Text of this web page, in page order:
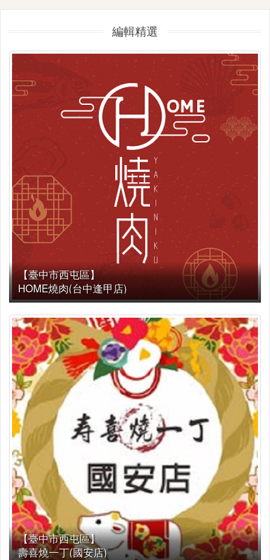
編輯精選
【臺中市西屯區】
HOME燒肉(台中逢甲店)
【臺中市西屯區】
壽喜燒一丁(國安店)